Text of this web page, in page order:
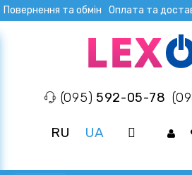
Повернення та обмін Оплата та
(095) 592-05-78
RU UA